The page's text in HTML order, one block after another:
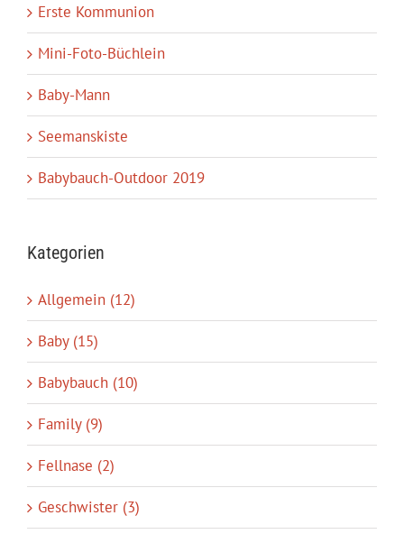
Erste Kommunion
Mini-Foto-Büchlein
Baby-Mann
Seemanskiste
Babybauch-Outdoor 2019
Kategorien
Allgemein (12)
Baby (15)
Babybauch (10)
Family (9)
Fellnase (2)
Geschwister (3)